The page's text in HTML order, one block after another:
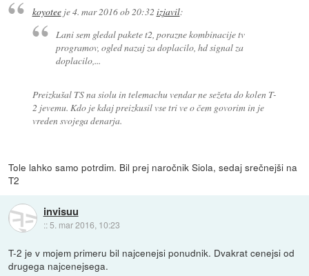
koyoteeje4. mar 2016 ob 20:32 izjavil:
Lani sem gledal pakete t2, porazne kombinacije tv
programov, ogled nazaj za doplacilo, hd signal za
doplacilo,...
Preizkušal TS na siolu in telemachu vendar ne sežeta do kolen T-
2 jevemu. Kdo je kdaj preizkusil vse tri ve o čem govorim in je
vreden svojega denarja.
Tole lahko samo potrdim. Bil prej naročnik Siola, sedaj srečnejši na
T2
invisuu
:: 5. mar 2016, 10:23
T-2 je v mojem primeru bil najcenejsi ponudnik. Dvakrat cenejsi od
drugega najcenejsega.